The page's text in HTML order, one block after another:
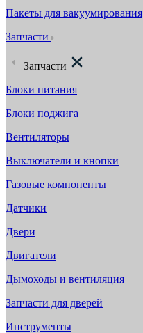
Пакеты для вакуумирования
Запчасти
Запчасти
Блоки питания
Блоки поджига
Вентиляторы
Выключатели и кнопки
Газовые компоненты
Датчики
Двери
Двигатели
Дымоходы и вентиляция
Запчасти для дверей
Инструменты